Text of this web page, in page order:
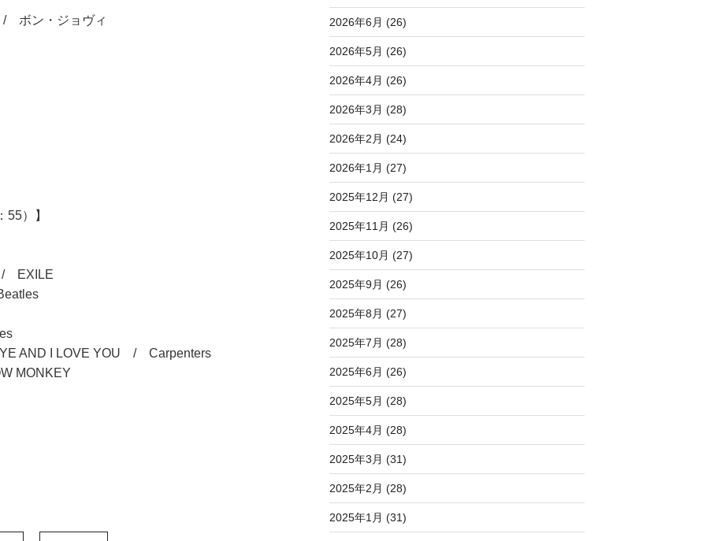
ボン・ジョヴィ
）】
EXILE
AND I LOVE YOU / Carpenters
MONKEY
2026年6月 (26)
2026年5月 (26)
2026年4月 (26)
2026年3月 (28)
2026年2月 (24)
2026年1月 (27)
2025年12月 (27)
2025年11月 (26)
2025年10月 (27)
2025年9月 (26)
2025年8月 (27)
2025年7月 (28)
2025年6月 (26)
2025年5月 (28)
2025年4月 (28)
2025年3月 (31)
2025年2月 (28)
2025年1月 (31)